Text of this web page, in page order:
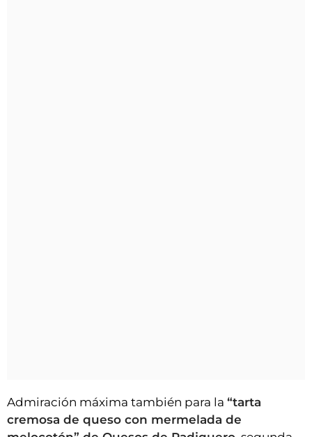
Admiración máxima también para la “tarta
cremosa de queso con mermelada de